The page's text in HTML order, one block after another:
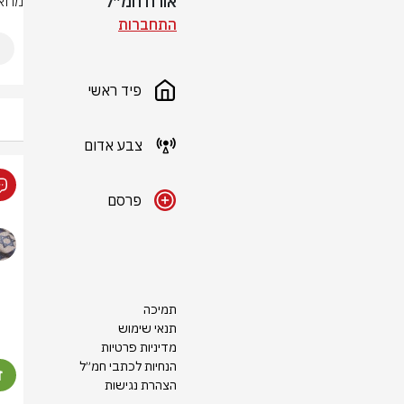
התחברות
פיד ראשי
צבע אדום
פרסם
תמיכה
תנאי שימוש
מדיניות פרטיות
הנחיות לכתבי חמ״ל
הצהרת נגישות